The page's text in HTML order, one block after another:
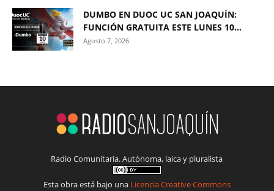
DUMBO EN DUOC UC SAN JOAQUÍN:
FUNCIÓN GRATUITA ESTE LUNES 10...
Agosto 7, 2026
Radio Comunitaria. Autónoma, laica y pluralista
Esta obra está bajo una Licencia Creative Commons